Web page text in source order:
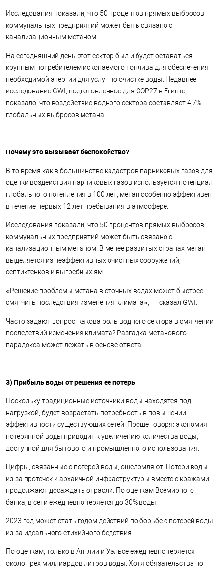
Исследования показали, что 50 процентов прямых выбросов
коммунальных предприятий может быть связано с
канализационным метаном.
На сегодняшний день этот сектор был и будет оставаться
крупным потребителем ископаемого топлива для обеспечения
необходимой энергии для услуг по очистке воды. Недавнее
исследование GWI, подготовленное для COP27 в Египте,
показало, что воздействие водного сектора составляет 4,7%
глобальных выбросов метана.
Почему это вызывает беспокойство?
В то время как в большинстве кадастров парниковых газов для
оценки воздействия парниковых газов используется потенциал
глобального потепления в 100 лет, метан особенно эффективен
в течение первых 12 лет пребывания в атмосфере.
Исследования показали, что 50 процентов прямых выбросов
коммунальных предприятий может быть связано с
канализационным метаном. В менее развитых странах метан
выделяется из неэффективных очистных сооружений,
септиктенков и выгребных ям.
«Решение проблемы метана в сточных водах может быстрее
смягчить последствия изменения климата», — сказал GWI.
Часто задают вопрос: какова роль водного сектора в смягчении
последствий изменения климата? Разгадка метанового
парадокса может лежать в основе ответа.
3) Прибыль воды от решения ее потерь
Поскольку традиционные источники воды находятся под
нагрузкой, будет возрастать потребность в повышении
эффективности существующих сетей. Проще говоря: экономия
потерянной воды приводит к увеличению количества воды,
доступной для бытового и промышленного использования.
Цифры, связанные с потерей воды, ошеломляют. Потери воды
из-за протечек и архаичной инфраструктуры вместе с кражами
продолжают досаждать отрасли. По оценкам Всемирного
банка, в сети ежедневно теряется до 30% воды.
2023 год может стать годом действий по борьбе с потерей воды
из-за идеального стихийного бедствия.
По оценкам, только в Англии и Уэльсе ежедневно теряется
около трех миллиардов литров воды. Хотя обязательства по